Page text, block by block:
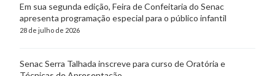
Em sua segunda edição, Feira de Confeitaria do Senac
apresenta programação especial para o público infantil
28 de julho de 2026
Senac Serra Talhada inscreve para curso de Oratória e